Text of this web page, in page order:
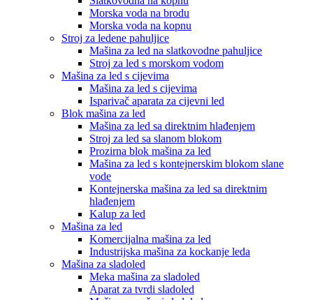
Morska voda na brodu
Morska voda na kopnu
Stroj za ledene pahuljice
Mašina za led na slatkovodne pahuljice
Stroj za led s morskom vodom
Mašina za led s cijevima
Mašina za led s cijevima
Isparivač aparata za cijevni led
Blok mašina za led
Mašina za led sa direktnim hlađenjem
Stroj za led sa slanom blokom
Prozirna blok mašina za led
Mašina za led s kontejnerskim blokom slane
vode
Kontejnerska mašina za led sa direktnim
hlađenjem
Kalup za led
Mašina za led
Komercijalna mašina za led
Industrijska mašina za kockanje leda
Mašina za sladoled
Meka mašina za sladoled
Aparat za tvrdi sladoled